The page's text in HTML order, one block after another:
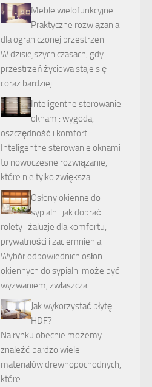
Meble wielofunkcyjne:
Praktyczne rozwiązania
dla ograniczonej przestrzeni
W dzisiejszych czasach, gdy
przestrzeń życiowa staje się
coraz bardziej …
Inteligentne sterowanie
oknami: wygoda,
oszczędność i komfort
Inteligentne sterowanie oknami
to nowoczesne rozwiązanie,
które nie tylko zwiększa …
Osłony okienne do
sypialni: jak dobrać
rolety i żaluzje dla komfortu,
prywatności i zaciemnienia
Wybór odpowiednich osłon
okiennych do sypialni może być
wyzwaniem, zwłaszcza …
Jak wykorzystać płytę
HDF?
Na rynku obecnie możemy
znaleźć bardzo wiele
materiałów drewnopochodnych,
które …